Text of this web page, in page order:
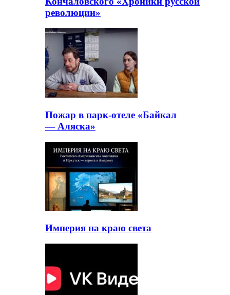
революции»
Пожар в парк-отеле «Байкал
— Аляска»
Империя на краю света